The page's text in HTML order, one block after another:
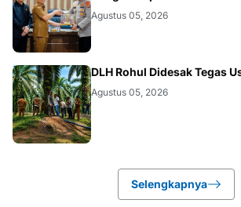
Agustus 05, 2026
DAERAH DLH Rohul Didesak Tegas
Agustus 05, 2026
Selengkapnya